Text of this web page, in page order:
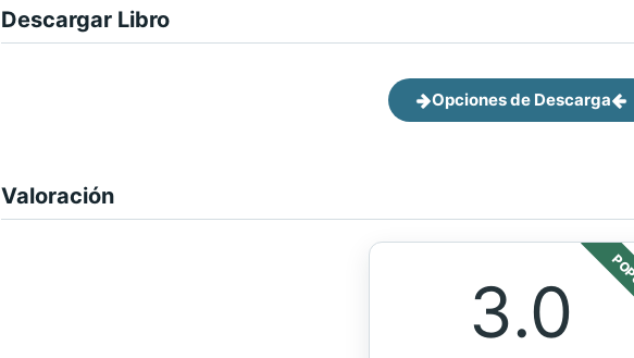
Descargar Libro
Opciones de Descarga
Valoración
3.0